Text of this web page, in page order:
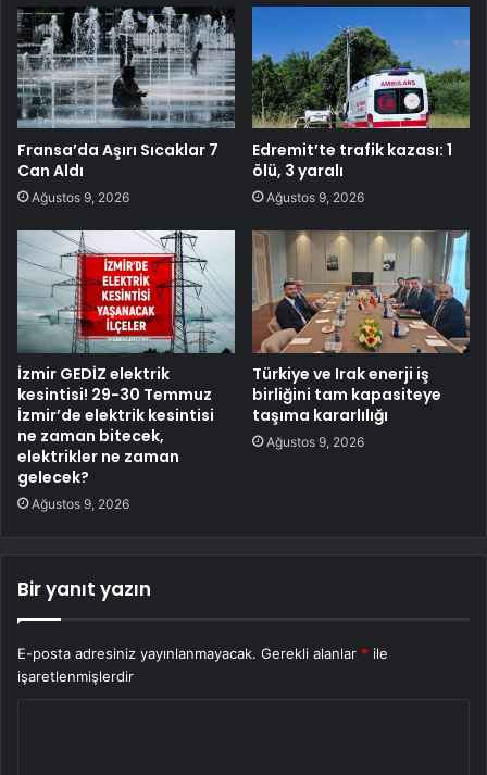
Fransa’da Aşırı Sıcaklar 7
Can Aldı
Ağustos 9, 2026
Edremit’te trafik kazası: 1
ölü, 3 yaralı
Ağustos 9, 2026
İzmir GEDİZ elektrik
kesintisi! 29-30 Temmuz
İzmir’de elektrik kesintisi
ne zaman bitecek,
elektrikler ne zaman
gelecek?
Ağustos 9, 2026
Türkiye ve Irak enerji iş
birliğini tam kapasiteye
taşıma kararlılığı
Ağustos 9, 2026
Bir yanıt yazın
E-posta adresiniz yayınlanmayacak. Gerekli alanlar * ile
işaretlenmişlerdir